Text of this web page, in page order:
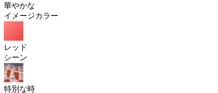
華やかな
イメージカラー
レッド
シーン
特別な時